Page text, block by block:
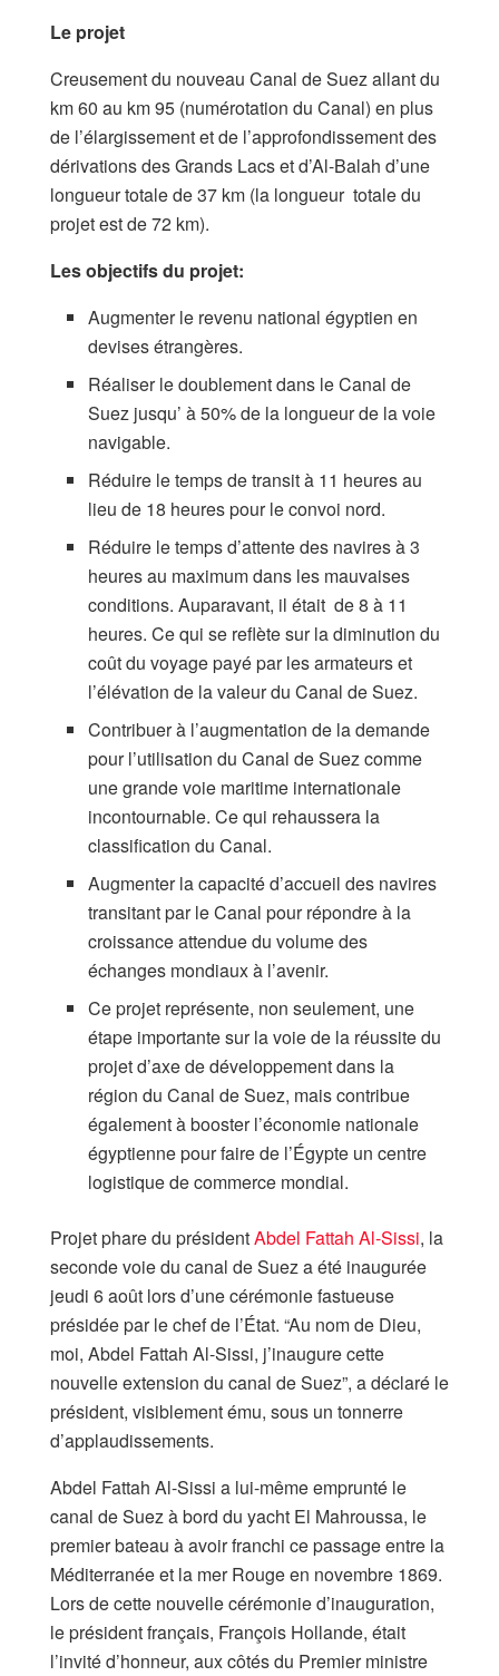
Le projet
Creusement du nouveau Canal de Suez allant du
km 60 au km 95 (numérotation du Canal) en plus
de l’élargissement et de l’approfondissement des
dérivations des Grands Lacs et d’Al-Balah d’une
longueur totale de 37 km (la longueur totale du
projet est de 72 km).
Les objectifs du projet:
Augmenter le revenu national égyptien en
devises étrangères.
Réaliser le doublement dans le Canal de
Suez jusqu’ à 50% de la longueur de la voie
navigable.
Réduire le temps de transit à 11 heures au
lieu de 18 heures pour le convoi nord.
Réduire le temps d’attente des navires à 3
heures au maximum dans les mauvaises
conditions. Auparavant, il était de 8 à 11
heures. Ce qui se reflète sur la diminution du
coût du voyage payé par les armateurs et
l’élévation de la valeur du Canal de Suez.
Contribuer à l’augmentation de la demande
pour l’utilisation du Canal de Suez comme
une grande voie maritime internationale
incontournable. Ce qui rehaussera la
classification du Canal.
Augmenter la capacité d’accueil des navires
transitant par le Canal pour répondre à la
croissance attendue du volume des
échanges mondiaux à l’avenir.
Ce projet représente, non seulement, une
étape importante sur la voie de la réussite du
projet d’axe de développement dans la
région du Canal de Suez, mais contribue
également à booster l’économie nationale
égyptienne pour faire de l’Égypte un centre
logistique de commerce mondial.
Projet phare du présidentAbdel Fattah Al-Sissi, la
seconde voie du canal de Suez a été inaugurée
jeudi 6 août lors d’une cérémonie fastueuse
présidée par le chef de l’État. “Au nom de Dieu,
moi, Abdel Fattah Al-Sissi, j’inaugure cette
nouvelle extension du canal de Suez”, a déclaré le
président, visiblement ému, sous un tonnerre
d’applaudissements.
Abdel Fattah Al-Sissi a lui-même emprunté le
canal de Suez à bord du yacht El Mahroussa, le
premier bateau à avoir franchi ce passage entre la
Méditerranée et la mer Rouge en novembre 1869.
Lors de cette nouvelle cérémonie d’inauguration,
le président français, François Hollande, était
l’invité d’honneur, aux côtés du Premier ministre